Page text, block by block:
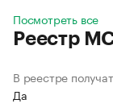
Посмотреть все
Реестр
В реестре
Да